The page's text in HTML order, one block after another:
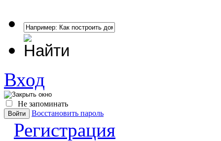
Вход
Не запоминать
Восстановить пароль
Регистрация